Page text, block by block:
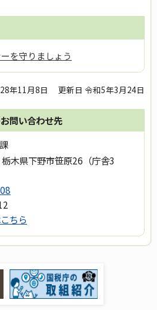
を守りましょう
年11月8日 更新日 令和5年3月24日
問い合わせ先
木県下野市笹原26（庁舎3
ちら